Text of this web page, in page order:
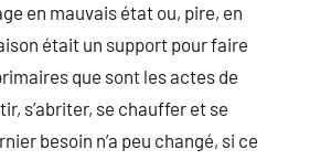
en mauvais état ou, pire, en
était un support pour faire
que sont les actes de
s’abriter, se chauffer et se
besoin n’a peu changé, si ce